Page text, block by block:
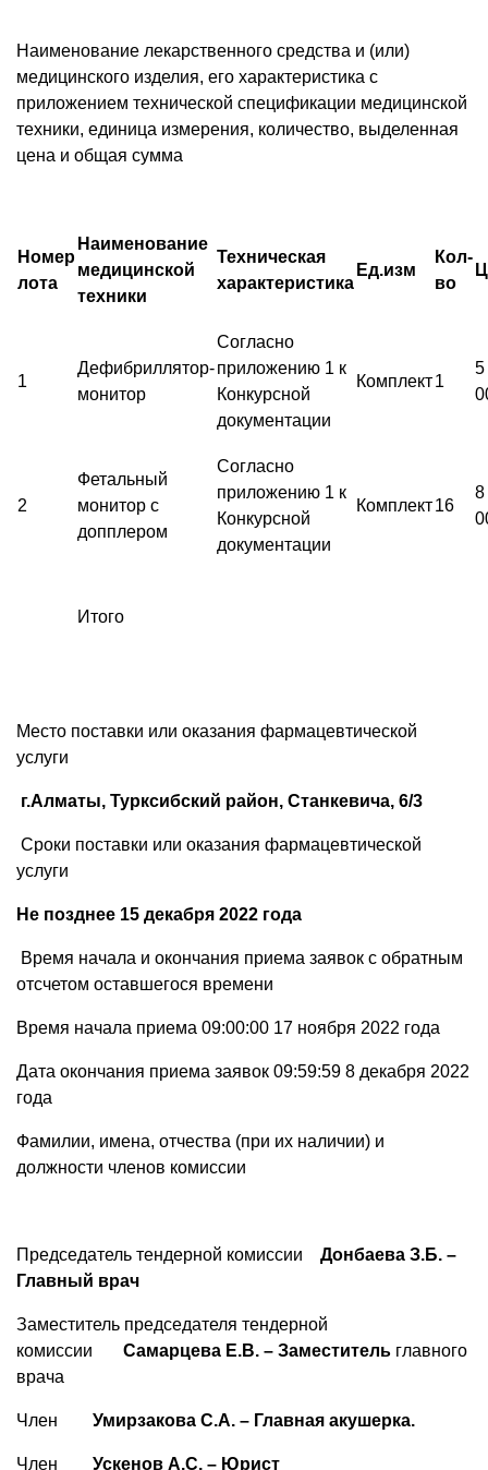
Наименование лекарственного средства и (или)
медицинского изделия, его характеристика с
приложением технической спецификации медицинской
техники, единица измерения, количество, выделенная
цена и общая сумма
Номер
лота
Наименование
медицинской
техники
Техническая
характеристика
Ед.изм
Кол-
во
1
Дефибриллятор-
монитор
Согласно
приложению 1 к
Конкурсной
документации
Комплект1
5
2
Фетальный
монитор с
допплером
Согласно
приложению 1 к
Конкурсной
документации
Комплект16
8
Итого
Место поставки или оказания фармацевтической
услуги
г.Алматы, Турксибский район, Станкевича, 6/3
Сроки поставки или оказания фармацевтической
услуги
Не позднее 15 декабря 2022 года
Время начала и окончания приема заявок с обратным
отсчетом оставшегося времени
Время начала приема 09:00:00 17 ноября 2022 года
Дата окончания приема заявок 09:59:59 8 декабря 2022
года
Фамилии, имена, отчества (при их наличии) и
должности членов комиссии
Председатель тендерной комиссии Донбаева З.Б. –
Главный врач
Заместитель председателя тендерной
комиссии Самарцева Е.В. – Заместитель главного
врача
Член Умирзакова С.А. – Главная акушерка.
Член Ускенов А.С. – Юрист